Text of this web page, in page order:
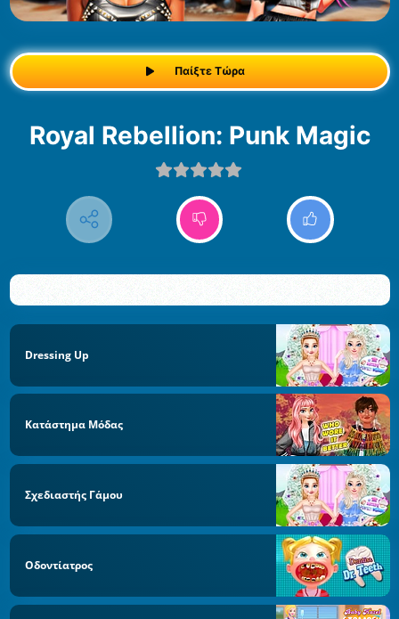
Παίξτε Τώρα
Royal Rebellion: Punk Magic
Dressing Up
Κατάστημα Μόδας
Σχεδιαστής Γάμου
Οδοντίατρος